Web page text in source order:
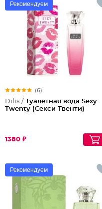
Рекомендуем
(6)
Dilis / Туалетная вода Sexy
Twenty (Секси Твенти)
1380 ₽
Рекомендуем